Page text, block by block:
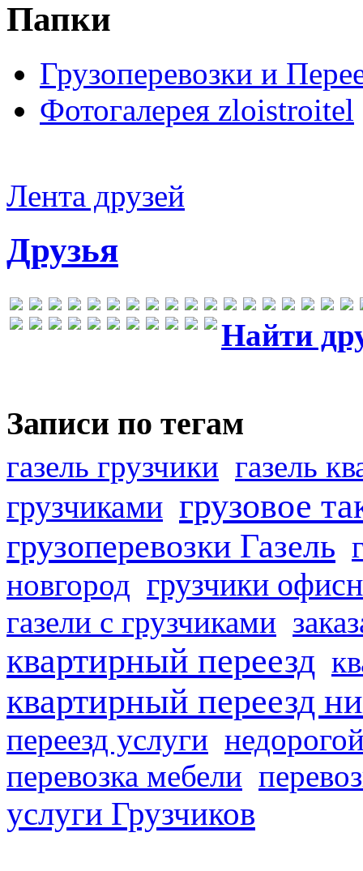
Папки
Грузоперевозки и
Фотогалерея zloistroitel
Лента друзей
Друзья
Найти
Записи по тегам
газель грузчики газель
грузчиками грузовое
грузоперевозки Газель
новгород грузчики
газели с грузчиками
квартирный переезд
квартирный переезд
переезд услуги
перевозка мебели
услуги Грузчиков